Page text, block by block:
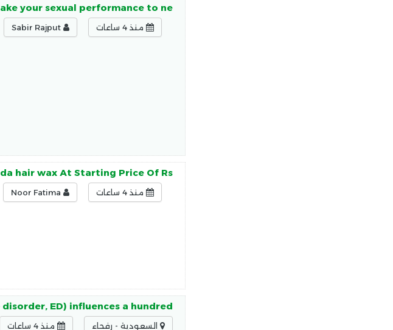
your sexual performance to ne
منذ 4 ساعات
hair wax At Starting Price Of Rs
منذ 4 ساعات
ED) influences a hundred
السعودية - رفحاء منذ 4 ساعات